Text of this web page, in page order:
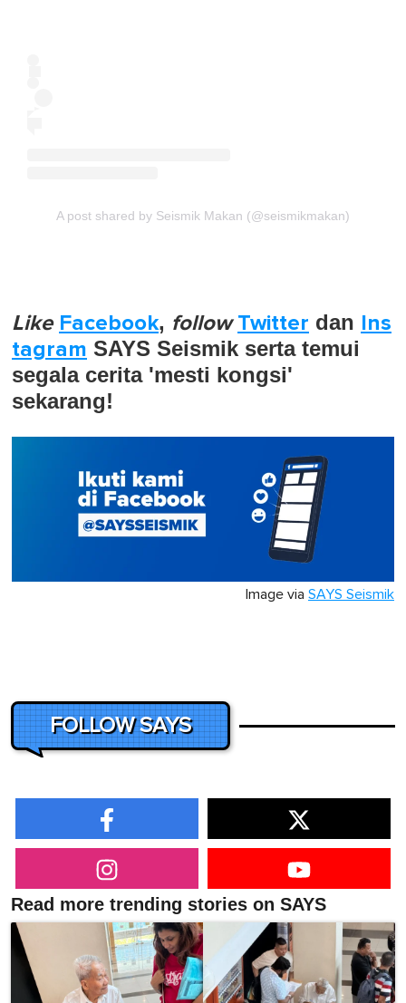
A post shared by Seismik Makan (@seismikmakan)
Like Facebook, follow Twitter dan Ins
tagram SAYS Seismik serta temui
segala cerita 'mesti kongsi'
sekarang!
Image via SAYS Seismik
FOLLOW SAYS
Read more trending stories on SAYS